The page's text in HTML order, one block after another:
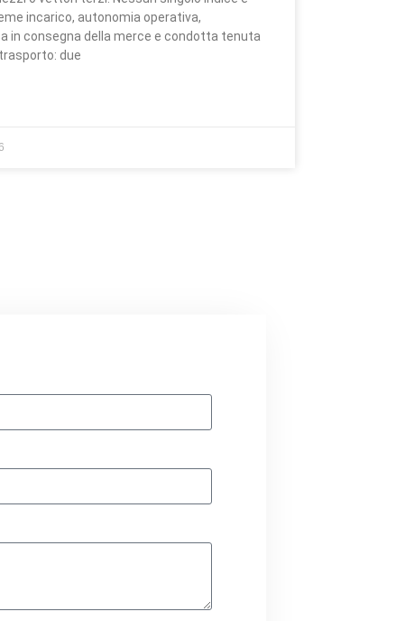
incarico, autonomia operativa,
in consegna della merce e condotta tenuta
due